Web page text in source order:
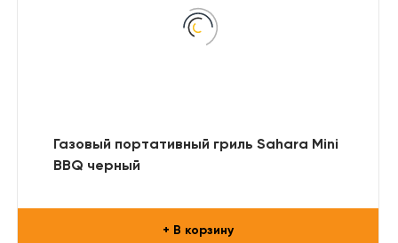
Газовый портативный гриль Sahara Mini
BBQ черный
+ В корзину